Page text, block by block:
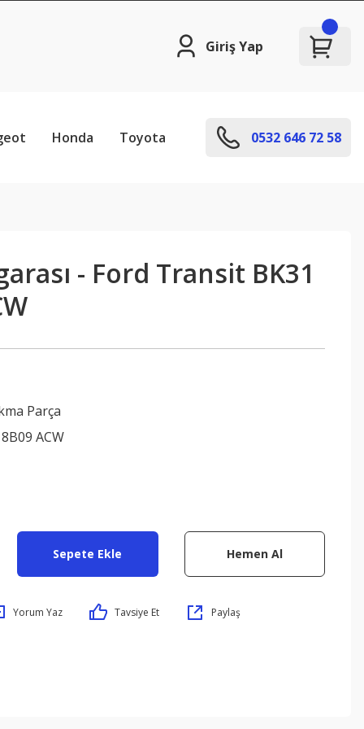
Giriş Yap
Honda Toyota 0532 646 72 58
- Ford Transit BK31
Parça
ACW
Sepete Ekle Hemen Al
Yorum Yaz Tavsiye Et Paylaş